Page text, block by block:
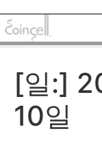
[일:]
10일